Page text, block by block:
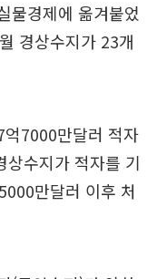
물경제에 옮겨붙었
경상수지가 23개
억7000만달러 적자
수지가 적자를 기
만달러 이후 처